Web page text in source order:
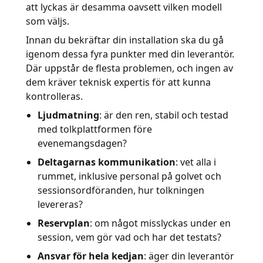
att lyckas är desamma oavsett vilken modell
som väljs.
Innan du bekräftar din installation ska du gå
igenom dessa fyra punkter med din leverantör.
Där uppstår de flesta problemen, och ingen av
dem kräver teknisk expertis för att kunna
kontrolleras.
Ljudmatning: är den ren, stabil och testad
med tolkplattformen före
evenemangsdagen?
Deltagarnas kommunikation: vet alla i
rummet, inklusive personal på golvet och
sessionsordföranden, hur tolkningen
levereras?
Reservplan: om något misslyckas under en
session, vem gör vad och har det testats?
Ansvar för hela kedjan: äger din leverantör